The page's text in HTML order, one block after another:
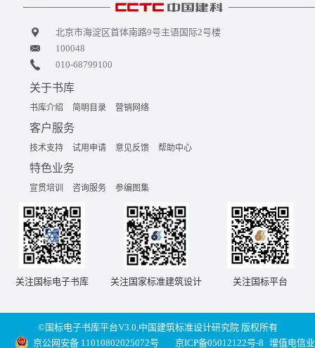
北京市海淀区首体南路9号主语国际2号楼
100048
010-68799100
关于书库
书库介绍 简明目录 营销网络
客户服务
技术支持 试用申请 意见反馈 帮助中心
特色业务
宣贯培训 咨询服务 参编图集
关注国标电子书库 关注国家标准建筑设计 关注国标平台
©国标电子书库平台V3.0,中国建筑标准设计研究院 版权所有
京公网安备 11010802025072号
京ICP备05012122号-8 增值电信业